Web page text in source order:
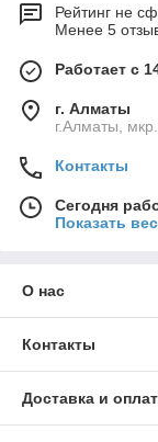
Рейтинг не
Менее 5
Работает с
г. Алматы
г.Алматы,
Контакты
Сегодня
Показать
О нас
Контакты
Доставка и